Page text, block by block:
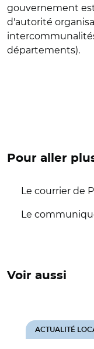
gouvernement
d'autorité
départements).
Pour aller
Le courrier de
Le
Voir aussi
ACTUALITÉ